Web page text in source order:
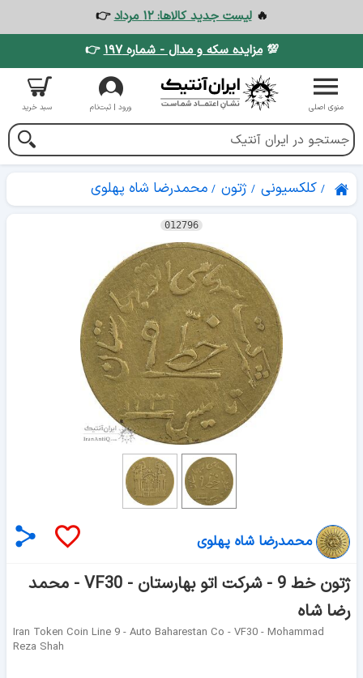
🔥لیست جدید کالاها: ۱۲ مرداد
👉
💯مزایده سکه و مدال - شماره ۱۹۷ 👉
منوی اصلی ورود | ثبت‌نام سبد خرید
کلکسیونی ژتون محمدرضا شاه پهلوی
012796
محمدرضا شاه پهلوی
ژتون خط 9 - شرکت اتو بهارستان - VF30 - محمد
رضا شاه
Iran Token Coin Line 9 - Auto Baharestan Co - VF30 - Mohammad
Reza Shah